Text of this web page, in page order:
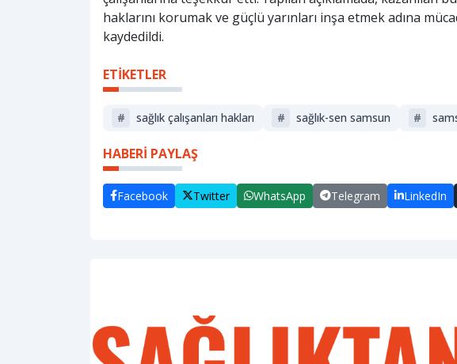
haklarını korumak ve güçlü yarınları inşa etmek adına
kaydedildi.
ETİKETLER
# sağlık çalışanları hakları # sağlık-sen samsun #
HABERİ PAYLAŞ
Facebook Twitter WhatsApp Telegram LinkedIn